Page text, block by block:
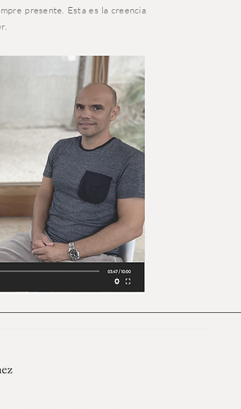
presente. Esta es la creencia